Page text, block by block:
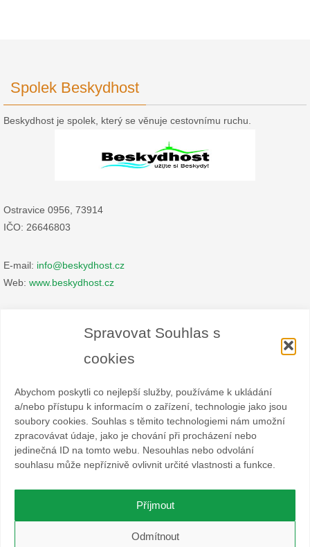
Spravovat Souhlas s
cookies
Abychom poskytli co nejlepší služby, používáme k ukládání
a/nebo přístupu k informacím o zařízení, technologie jako jsou
soubory cookies. Souhlas s těmito technologiemi nám umožní
zpracovávat údaje, jako je chování při procházení nebo
jedinečná ID na tomto webu. Nesouhlas nebo odvolání
souhlasu může nepříznivě ovlivnit určité vlastnosti a funkce.
Příjmout
Odmítnout
Spolek Beskydhost
Beskydhost je spolek, který se věnuje cestovnímu ruchu.
Ostravice 0956, 73914
IČO: 26646803
E-mail: info@beskydhost.cz
Web: www.beskydhost.cz
Spolek BESKYDHOST je dobrovolný svazek fyzických a
právnických osob podnikajících v hostinské živnosti
a příbuzných oborech v oblasti cestovního ruchu. Místem
nad Ostravicí.
O WordPress se stará